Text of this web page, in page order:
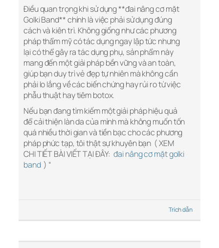
Điều quan trọng khi sử dụng **đai nâng cơ mặt
Golki Band** chính là việc phải sử dụng đúng
cách và kiên trì. Không giống như các phương
pháp thẩm mỹ có tác dụng ngay lập tức nhưng
lại có thể gây ra tác dụng phụ, sản phẩm này
mang đến một giải pháp bền vững và an toàn,
giúp bạn duy trì vẻ đẹp tự nhiên mà không cần
phải lo lắng về các biến chứng hay rủi ro từ việc
phẫu thuật hay tiêm botox.
Nếu bạn đang tìm kiếm một giải pháp hiệu quả
để cải thiện làn da của mình mà không muốn tốn
quá nhiều thời gian và tiền bạc cho các phương
pháp phức tạp, tôi thật sự khuyên bạn ( XEM
CHI TIẾT BÀI VIẾT TẠI ĐÂY:đai nâng cơ mặt golki
band) “
Trích dẫn